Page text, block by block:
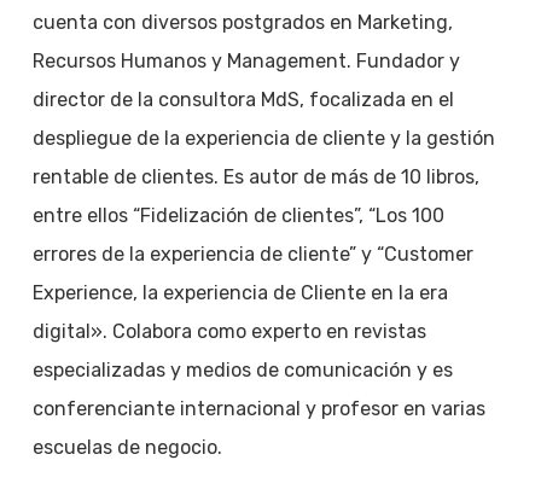
cuenta con diversos postgrados en Marketing,
Recursos Humanos y Management. Fundador y
director de la consultora MdS, focalizada en el
despliegue de la experiencia de cliente y la gestión
rentable de clientes. Es autor de más de 10 libros,
entre ellos “Fidelización de clientes”, “Los 100
errores de la experiencia de cliente” y “Customer
Experience, la experiencia de Cliente en la era
digital». Colabora como experto en revistas
especializadas y medios de comunicación y es
conferenciante internacional y profesor en varias
escuelas de negocio.